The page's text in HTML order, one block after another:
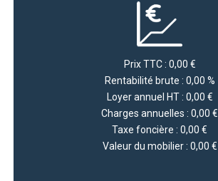
Prix TTC : 0,00 €
Rentabilité brute : 0,00 %
Loyer annuel HT : 0,00 €
Charges annuelles : 0,00 €
Taxe foncière : 0,00 €
Valeur du mobilier : 0,00 €